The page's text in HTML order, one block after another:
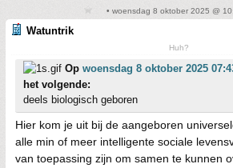
• woensdag 8 oktober 2025 @
Watuntrik
Huh?
Op woensdag 8 oktober 2025
het volgende:
deels biologisch geboren
Hier kom je uit bij de aangeboren
alle min of meer intelligente sociale
van toepassing zijn om samen te kunnen